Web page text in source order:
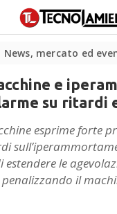
News, mercato ed
e
su ritardi
esprime forte
estendere le
penalizzando il